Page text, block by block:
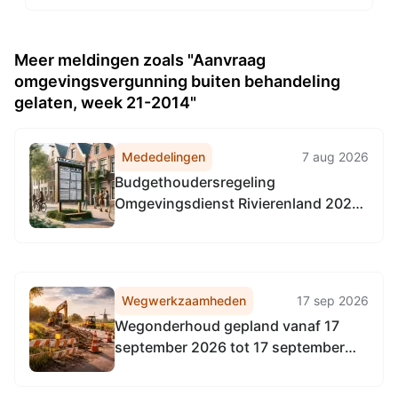
Meer meldingen zoals "Aanvraag
omgevingsvergunning buiten behandeling
gelaten, week 21-2014"
Mededelingen 7 aug 2026
Budgethoudersregeling
Omgevingsdienst Rivierenland 2026
Wegwerkzaamheden 17 sep 2026
Wegonderhoud gepland vanaf 17
september 2026 tot 17 september